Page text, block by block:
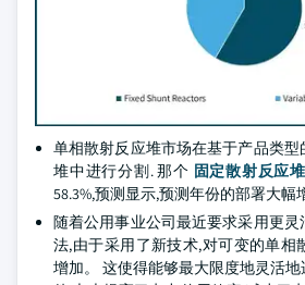
单相散射反应堆市场在基于产品类
堆中进行分割. 那个 固定散射反应堆
58.3%,预测显示,预测年份的部署大幅
随着公用事业公司最近要求采用更
法,由于采用了新技术,对可变的单相
增加。 这使得能够最大限度地灵活